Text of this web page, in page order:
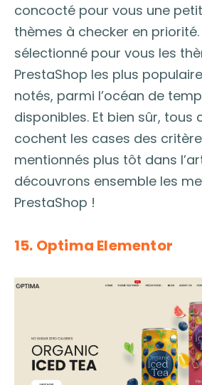
concocté pour vous une
thèmes à checker en priorité.
sélectionné pour vous les
PrestaShop les plus
notés, parmi l’océan de
disponibles. Et bien sûr, tous
cochent les cases des
mentionnés plus tôt dans
découvrons ensemble les
PrestaShop !
15. Optima Elementor